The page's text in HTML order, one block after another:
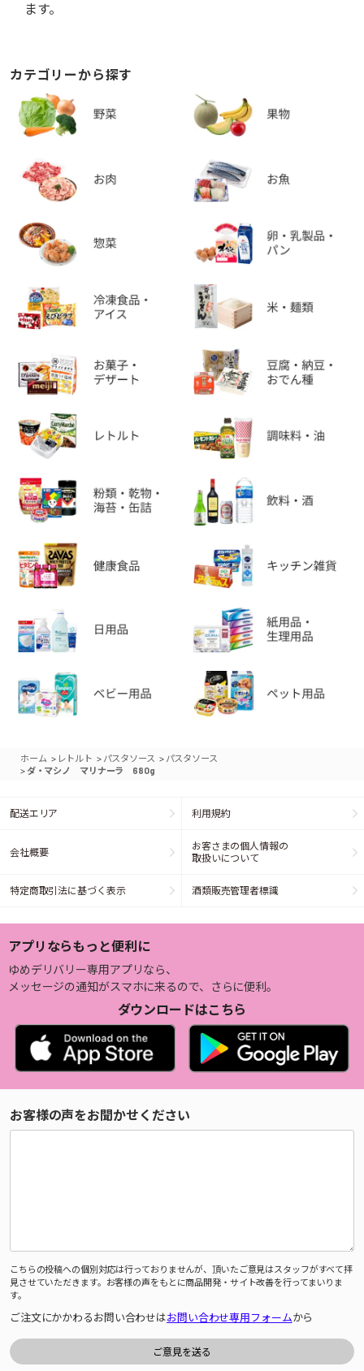
ます。
カテゴリーから探す
ホーム > レトルト > パスタソース > パスタソース
> ダ・マシノ マリナーラ 680g
配送エリア 利用規約
会社概要
お客さまの個人情報の
取扱いについて
特定商取引法に基づく表示 酒類販売管理者標識
アプリならもっと便利に
ゆめデリバリー専用アプリなら、
メッセージの通知がスマホに来るので、さらに便利。
ダウンロードはこちら
お客様の声をお聞かせください
こちらの投稿への個別対応は行っておりませんが、頂いたご意見はスタッフがすべて拝
見させていただきます。お客様の声をもとに商品開発・サイト改善を行ってまいりま
す。
ご注文にかかわるお問い合わせはお問い合わせ専用フォームから